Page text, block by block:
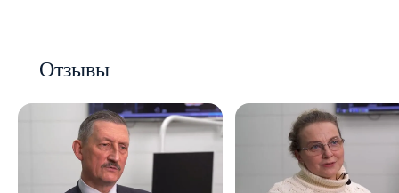
Отзывы